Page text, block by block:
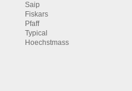
Saip
Fiskars
Pfaff
Typical
Hoechstmass